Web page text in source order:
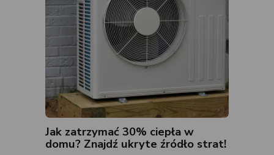
Jak zatrzymać 30% ciepła w
domu? Znajdź ukryte źródło strat!